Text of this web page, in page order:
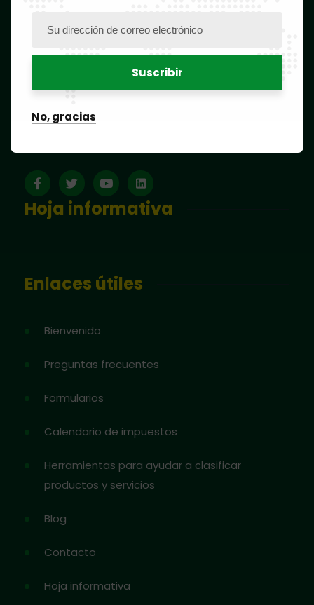
Whatsapp OAPI
HORARIOS :
Hoja informativa
Enlaces útiles
Bienvenido
Preguntas frecuentes
Formularios
Calendario de impuestos
Herramientas para ayudar a clasificar
productos y servicios
Blog
Contacto
Hoja informativa
No, gracias